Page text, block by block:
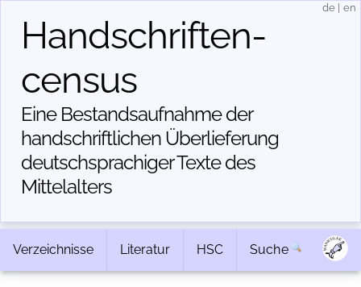
Handschriften­
census
Eine Bestandsaufnahme der
handschriftlichen Über­lieferung
deutschsprachiger Texte des
Mittelalters
de en
Verzeichnisse Literatur HSC Suche